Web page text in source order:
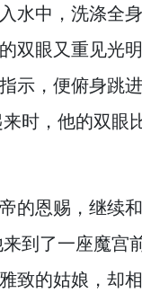
水中， 洗涤全身
双眼又重见光明
示， 便俯身跳
时， 他的双眼
的恩赐， 继续
到了一座魔宫
致的姑娘， 却